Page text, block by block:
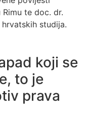
te doc. dr.
studija.
koji se
to je
prava